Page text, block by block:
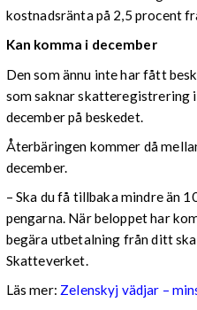
kostnadsränta på 2,5 procent
Kan komma i december
Den som ännu inte har fått
som saknar skatteregistrering
december på beskedet.
Återbäringen kommer då
december.
– Ska du få tillbaka mindre än
pengarna. När beloppet har
begära utbetalning från ditt
Skatteverket.
Läs mer: Zelenskyj vädjar –